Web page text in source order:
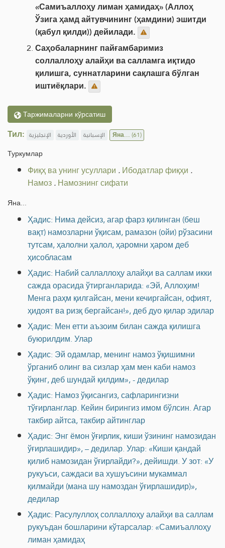
«Самиъаллоҳу лиман ҳамидаҳ» (Аллоҳ
Ўзига ҳамд айтувчининг (ҳамдини) эшитди
(қабул қилди)) дейилади.
Саҳобаларнинг пайғамбаримиз
соллаллоҳу алайҳи ва салламга иқтидо
қилишга, суннатларини сақлашга бўлган
иштиёқлари.
Таржималарни кўрсатиш
Тил: الإنجليزية الأوردية الإسبانية Яна...(61)
Туркумлар
Фиқҳ ва унинг усуллари .Ибодатлар фиқҳи .
Намоз.Намознинг сифати
Яна...
Ҳадис: Нима дейсиз, агар фарз қилинган (беш
вақт) намозларни ўқисам, рамазон (ойи) рўзасини
тутсам, ҳалолни ҳалол, ҳаромни ҳаром деб
ҳисобласам
Ҳадис: Набий саллаллоҳу алайҳи ва саллам икки
сажда орасида ўтирганларида: «Эй, Аллоҳим!
Менга раҳм қилгайсан, мени кечиргайсан, офият,
ҳидоят ва ризқ бергайсан!», деб дуо қилар эдилар
Ҳадис: Мен етти аъзоим билан сажда қилишга
буюрилдим. Улар
Ҳадис: Эй одамлар, менинг намоз ўқишимни
ўрганиб олинг ва сизлар ҳам мен каби намоз
ўқинг, деб шундай қилдим», - дедилар
Ҳадис: Намоз ўқисангиз, сафларингизни
тўғирланглар. Кейин бирингиз имом бўлсин. Агар
такбир айтса, такбир айтинглар
Ҳадис: Энг ёмон ўғирлик, киши ўзининг намозидан
ўғирлашидир», – дедилар. Улар: «Киши қандай
қилиб намозидан ўғирлайди?», дейишди. У зот: «У
рукуъси, саждаси ва хушуъсини мукаммал
қилмайди (мана шу намоздан ўғирлашидир)»,
дедилар
Ҳадис: Расулуллоҳ соллаллоҳу алайҳи ва саллам
рукуъдан бошларини кўтарсалар: «Самиъаллоҳу
лиман ҳамидаҳ